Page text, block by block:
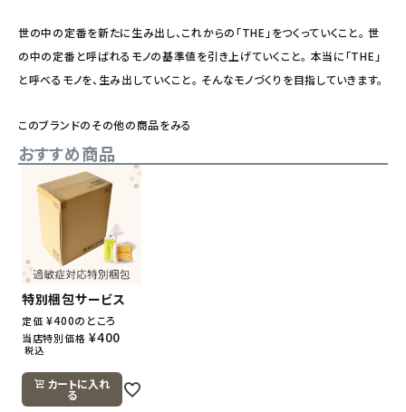
世の中の定番を新たに生み出し、これからの「THE」をつくっていくこと。 世
の中の定番と呼ばれるモノの基準値を引き上げていくこと。 本当に「THE」
と呼べるモノを、生み出していくこと。 そんなモノづくりを目指していきます。
このブランドのその他の商品をみる
おすすめ商品
特別梱包サービス
定価 ¥400のところ
当店特別価格 ¥400
税込
カートに入れ
る